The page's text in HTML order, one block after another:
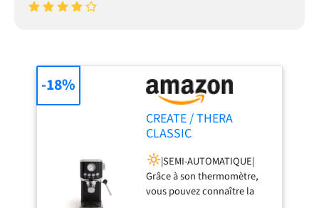
CREATE / THERA
CLASSIC
expresso noire / 20
bars, semi-
automatique, fonction
|SEMI-AUTOMATIQUE|
Grâce à son thermomètre,
vous pouvez connaître la
-18%